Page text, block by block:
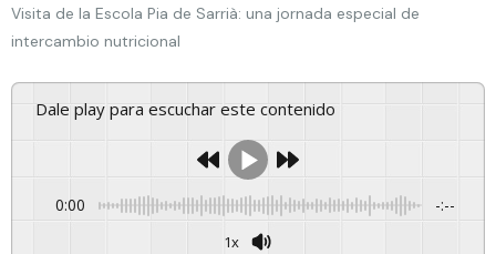
Visita de la Escola Pia de Sarrià: una jornada especial de
intercambio nutricional
Dale play para escuchar este contenido
0:00 -:--
1x